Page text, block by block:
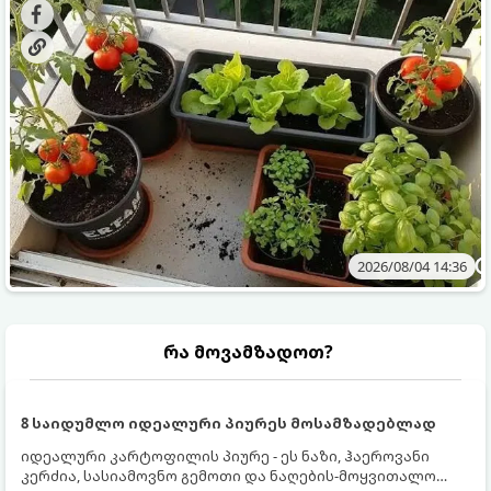
ბოსტნეულს მოკრეფთ.
და როგორ მოუაროთ მათ სწორად.
2026/08/04 14:36
რა მოვამზადოთ?
8 საიდუმლო იდეალური პიურეს მოსამზადებლად
იდეალური კარტოფილის პიურე - ეს ნაზი, ჰაეროვანი
კერძია, სასიამოვნო გემოთი და ნაღების-მოყვითალო